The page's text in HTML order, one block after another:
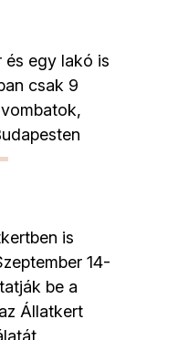
és egy lakó is
csak 9
is
14-
be a
Állatkert